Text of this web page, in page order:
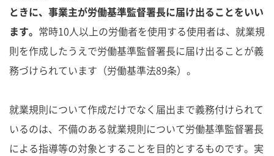
ときに、事業主が労働基準監督署長に届け出ることをいい
ます。 常時10人以上の労働者を使用する使用者は、就業規
則を作成したうえで労働基準監督署長に届け出ることが義
務づけられています（労働基準法89条）。
就業規則について作成だけでなく届出まで義務付けられて
いるのは、不備のある就業規則について労働基準監督署長
による指導等の対象とすることを目的とするものです。実